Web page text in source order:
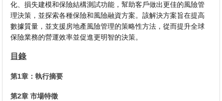
化、損失建模和保險結構測試功能，幫助客戶做出更佳的風險管
理決策，並探索各種保險和風險融資方案。該解決方案旨在提高
數據質量，並支援房地產風險管理的策略性方法，從而提升全球
保險業務的營運效率並促進更明智的決策。
目錄
第1章：執行摘要
第2章 市場特徵